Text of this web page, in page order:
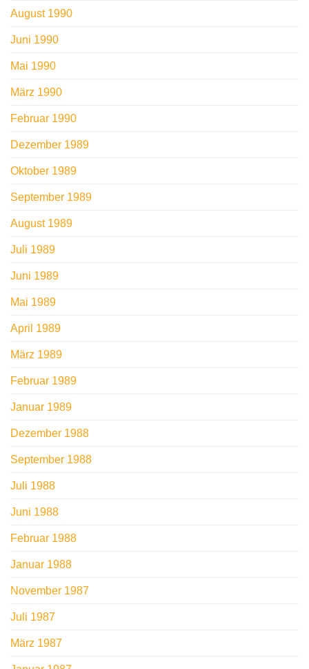
August 1990
Juni 1990
Mai 1990
März 1990
Februar 1990
Dezember 1989
Oktober 1989
September 1989
August 1989
Juli 1989
Juni 1989
Mai 1989
April 1989
März 1989
Februar 1989
Januar 1989
Dezember 1988
September 1988
Juli 1988
Juni 1988
Februar 1988
Januar 1988
November 1987
Juli 1987
März 1987